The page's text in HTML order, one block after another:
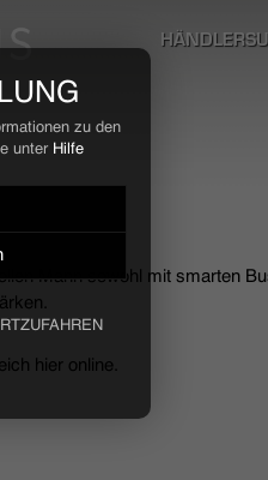
zu den
unter Hilfe
Mann sowohl mit smarten
hier online.